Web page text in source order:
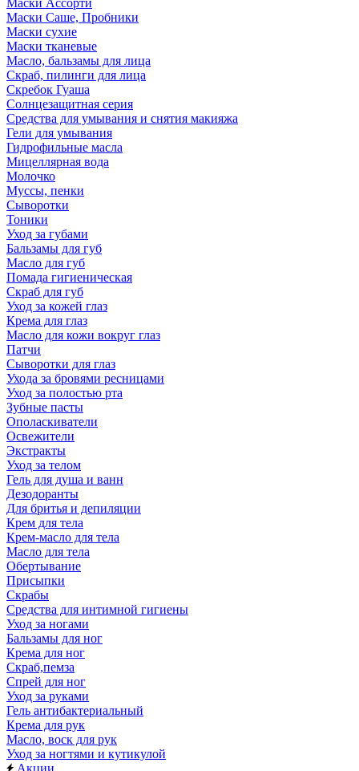
Маски Ассорти
Маски Саше, Пробники
Маски сухие
Маски тканевые
Масло, бальзамы для лица
Скраб, пилинги для лица
Скребок Гуаша
Солнцезащитная серия
Средства для умывания и снятия макияжа
Гели для умывания
Гидрофильные масла
Мицеллярная вода
Молочко
Муссы, пенки
Сыворотки
Тоники
Уход за губами
Бальзамы для губ
Масло для губ
Помада гигиеническая
Скраб для губ
Уход за кожей глаз
Крема для глаз
Масло для кожи вокруг глаз
Патчи
Сыворотки для глаз
Ухода за бровями ресницами
Уход за полостью рта
Зубные пасты
Ополаскиватели
Освежители
Экстракты
Уход за телом
Гель для душа и ванн
Дезодоранты
Для бритья и депиляции
Крем для тела
Крем-масло для тела
Масло для тела
Обертывание
Присыпки
Скрабы
Средства для интимной гигиены
Уход за ногами
Бальзамы для ног
Крема для ног
Скраб,пемза
Спрей для ног
Уход за руками
Гель антибактериальный
Крема для рук
Масло, воск для рук
Уход за ногтями и кутикулой
Акции